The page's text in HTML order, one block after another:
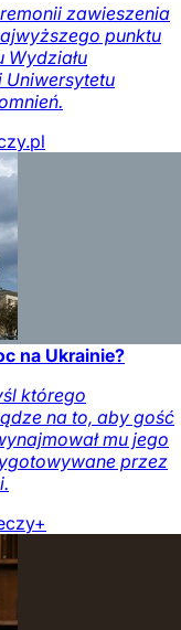
zawieszenia
punktu
na Ukrainie?
którego
na to, aby gość
mu jego
przez